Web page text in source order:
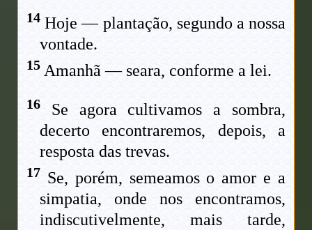
14 Hoje — plantação, segundo a nossa
vontade.
15 Amanhã — seara, conforme a lei.
16 Se agora cultivamos a sombra,
decerto encontraremos, depois, a
resposta das trevas.
17 Se, porém, semeamos o amor e a
simpatia, onde nos encontramos,
indiscutivelmente, mais tarde,